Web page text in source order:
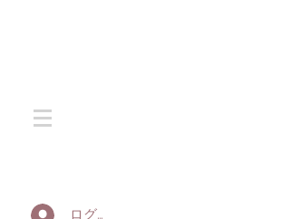
ログイン